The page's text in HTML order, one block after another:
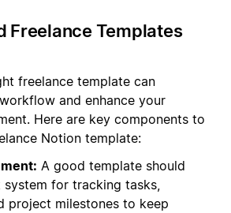
Freelance Templates
freelance template can
and enhance your
Here are key components to
Notion template:
A good template should
system for tracking tasks,
project milestones to keep